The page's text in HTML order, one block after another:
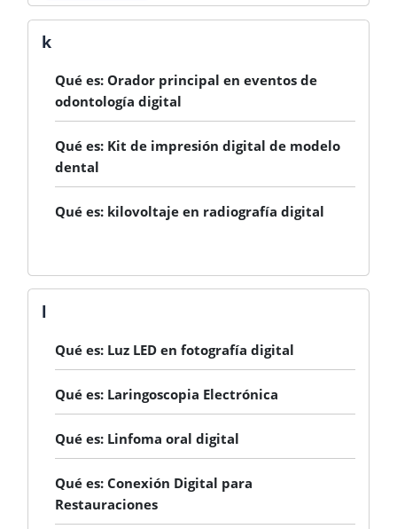
k
Qué es: Orador principal en eventos de
odontología digital
Qué es: Kit de impresión digital de modelo
dental
Qué es: kilovoltaje en radiografía digital
l
Qué es: Luz LED en fotografía digital
Qué es: Laringoscopia Electrónica
Qué es: Linfoma oral digital
Qué es: Conexión Digital para
Restauraciones